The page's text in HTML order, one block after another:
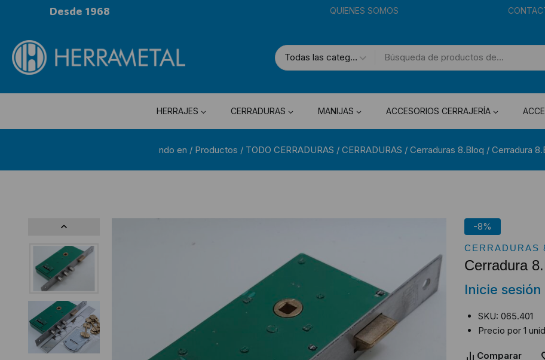
Desde 1968 QUIENES SOMOS
HERRAJES CERRADURAS MANIJAS ACCESORIOS CERRAJERÍA
ndo en / Productos / TODO CERRADURAS / CERRADURAS / Cerraduras 8.Bloq / Cerradura
-8%
CERRADURAS
Cerradura
Inicie
SKU: 065.401
Precio por 1
Comparar